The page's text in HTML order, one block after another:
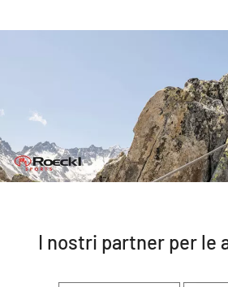
I nostri partner per le